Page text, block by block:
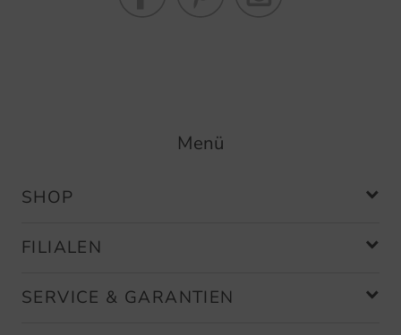
Menü
SHOP
FILIALEN
SERVICE & GARANTIEN